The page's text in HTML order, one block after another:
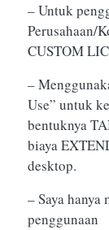
– Untuk
Perusahaan/
CUSTOM
–
Use” untuk
bentuknya
biaya
desktop.
– Saya
penggunaan